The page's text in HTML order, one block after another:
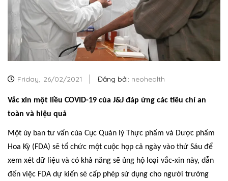
Friday, 26/02/2021 Đăng bởi: neohealth
Vắc xin một liều COVID-19 của J&J đáp ứng các tiêu chí an
toàn và hiệu quả
Một ủy ban tư vấn của Cục Quản lý Thực phẩm và Dược phẩm
Hoa Kỳ (FDA) sẽ tổ chức một cuộc họp cả ngày vào thứ Sáu để
xem xét dữ liệu và có khả năng sẽ ủng hộ loại vắc-xin này, dẫn
đến việc FDA dự kiến sẽ cấp phép sử dụng cho người trưởng